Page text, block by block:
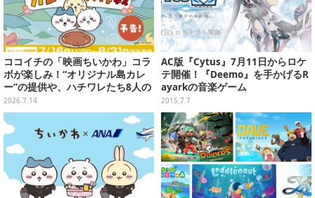
ココイチの「映画ちいかわ」コラ
ボが楽しみ！“オリジナル島カレ
ー”の提供や、ハチワレたち8人の
スプーン置きフィギュアをプレゼ
ント
2026.7.14
AC版『Cytus』7月11日からロケ
テ開催！『Deemo』を手かげるR
ayarkの音楽ゲーム
2015.7.7